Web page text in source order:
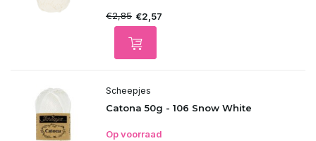
€2,85 €2,57
Scheepjes
Catona 50g - 106 Snow White
Op voorraad